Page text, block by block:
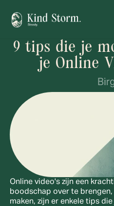
9 tips die je
je Online
Online video's zijn een
boodschap over te
maken, zijn er enkele tips